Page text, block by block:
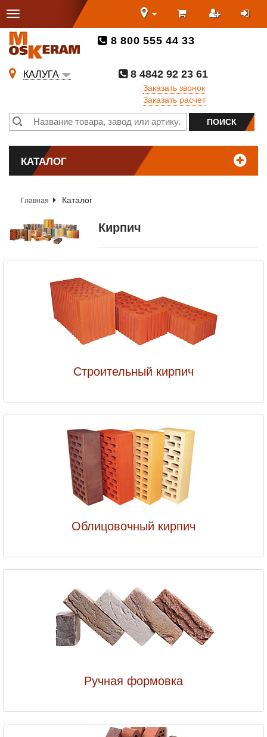
8 800 555 44 33
КАЛУГА
8 4842 92 23 61
Заказать звонок
Заказать расчет
КАТАЛОГ
Главная Каталог
Кирпич
Строительный кирпич
Облицовочный кирпич
Ручная формовка